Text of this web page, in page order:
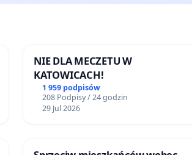
NIE DLA MECZETU W
KATOWICACH!
1 959 podpisów
208 Podpisy / 24 godzin
29 Jul 2026